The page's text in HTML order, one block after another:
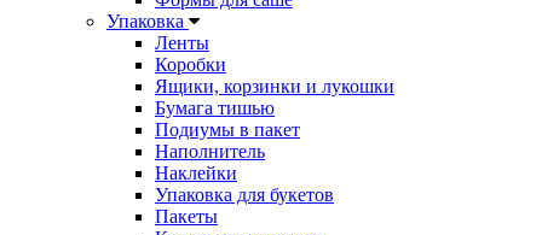
Упаковка
Ленты
Коробки
Ящики, корзинки и лукошки
Бумага тишью
Подиумы в пакет
Наполнитель
Наклейки
Упаковка для букетов
Пакеты